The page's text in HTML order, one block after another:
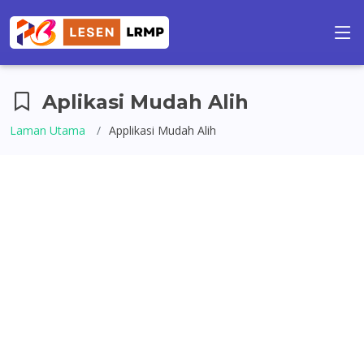
Aplikasi Mudah Alih
Laman Utama Applikasi Mudah Alih